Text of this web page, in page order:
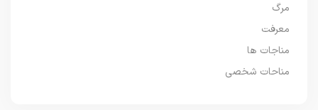
مرگ
معرفت
مناجات ها
مناحات شخصی